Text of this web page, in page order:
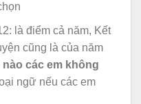
là điểm cả năm, Kết
cũng là của năm
nào các em không
ngữ nếu các em